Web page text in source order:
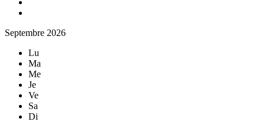
Septembre 2026
Lu
Ma
Me
Je
Ve
Sa
Di